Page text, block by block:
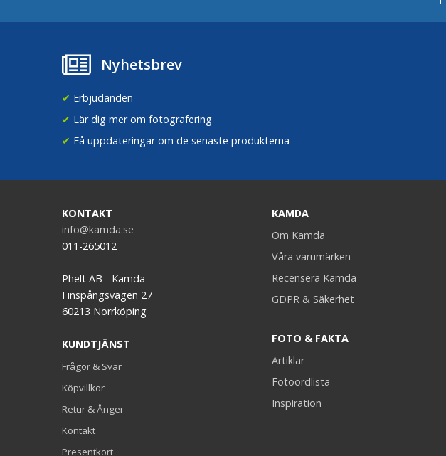
Nyhetsbrev
✔ Erbjudanden
✔ Lär dig mer om fotografering
✔ Få uppdateringar om de senaste produkterna
KONTAKT
info@kamda.se
011-265012
Phelt AB - Kamda
Finspångsvägen 27
60213 Norrköping
KUNDTJÄNST
Frågor & Svar
Köpvillkor
Retur & Ånger
Kontakt
Presentkort
KAMDA
Om Kamda
Våra varumärken
Recensera Kamda
GDPR & Säkerhet
FOTO & FAKTA
Artiklar
Fotoordlista
Inspiration